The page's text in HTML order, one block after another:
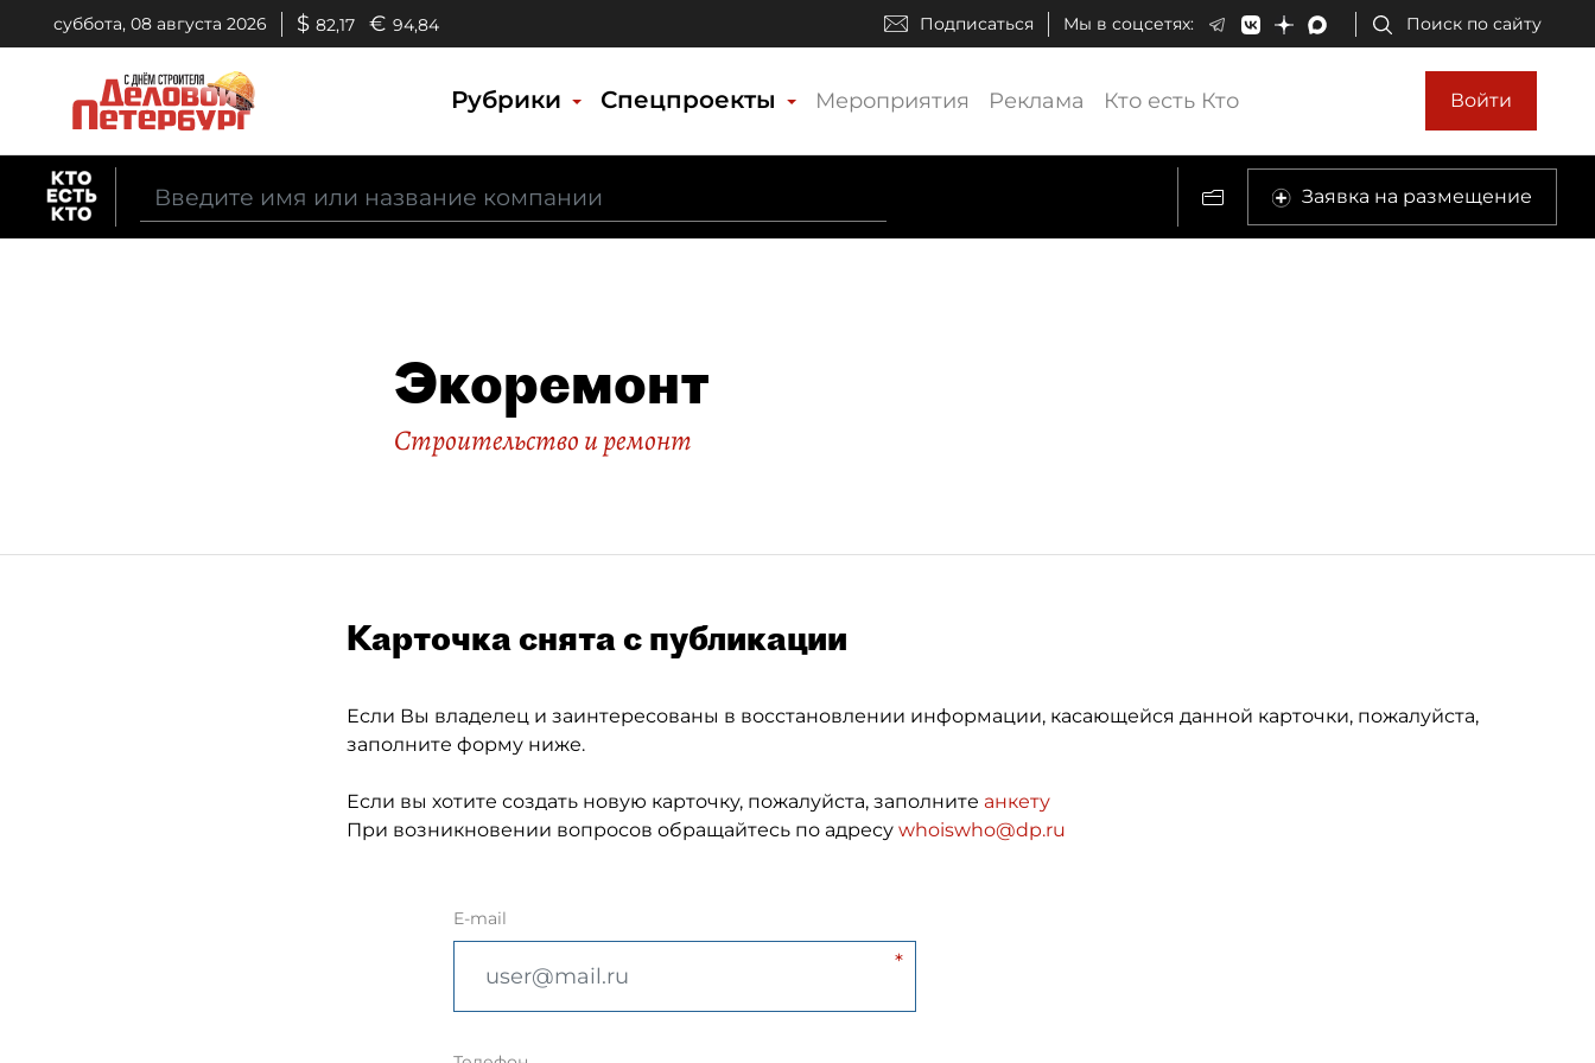
суббота, 08 августа 2026 $ 82,17 € 94,84 Подписаться Мы в соцсетях: Поиск по сайту
Рубрики Спецпроекты Мероприятия Реклама Кто есть Кто Войти
Заявка на размещение
Экоремонт
Строительство и ремонт
Карточка снята с публикации
Если Вы владелец и заинтересованы в восстановлении информации, касающейся данной карточки, пожалуйста,
заполните форму ниже.
Если вы хотите создать новую карточку, пожалуйста, заполните анкету
При возникновении вопросов обращайтесь по адресу whoiswho@dp.ru
E-mail